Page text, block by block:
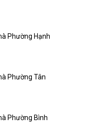
Phường Hạnh
Phường Tân
Phường Bình